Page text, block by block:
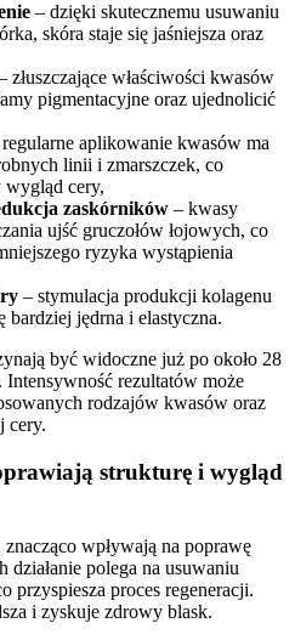
– dzięki skutecznemu usuwaniu
skóra staje się jaśniejsza oraz
złuszczające właściwości kwasów
pigmentacyjne oraz ujednolicić
aplikowanie kwasów ma
linii i zmarszczek, co
wygląd cery,
zaskórników – kwasy
ujść gruczołów łojowych, co
ryzyka wystąpienia
– stymulacja produkcji kolagenu
bardziej jędrna i elastyczna.
być widoczne już po około 28
Intensywność rezultatów może
rodzajów kwasów oraz
cery.
strukturę i wygląd
znacząco wpływają na poprawę
polega na usuwaniu
przyspiesza proces regeneracji.
i zyskuje zdrowy blask.